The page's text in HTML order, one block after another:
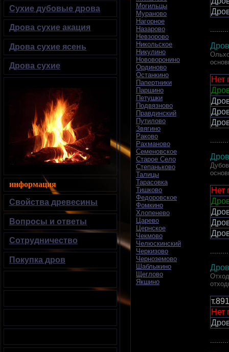
Могильцы
Мураново
Нагорное
Назарово
Невзорово
Никольское
Никулино
Нововоронино
Ординово
Останкино
Папертники
Паршино
Петушки
Подвязново
Правдинский
Путилово
Звягино
Раково
Рахманово
Семеновское
Старое Село
Степаньково
Талицы
Тарасовка
Тишково
Федоровское
Фомкино
Хлопенево
Царево
Цернское
Чекмово
Челюскинский
Черкизово
Черноземово
Шаблыкино
Щеглово
Якшино
Нет
Нет
Нет
Сухие дубовые дрова
Дрова сухие акация
Дрова сухие ясень
Дрова сухие
информация
Свойства древесины
Вопросы и ответы
Сотрудничество
Покупка дров